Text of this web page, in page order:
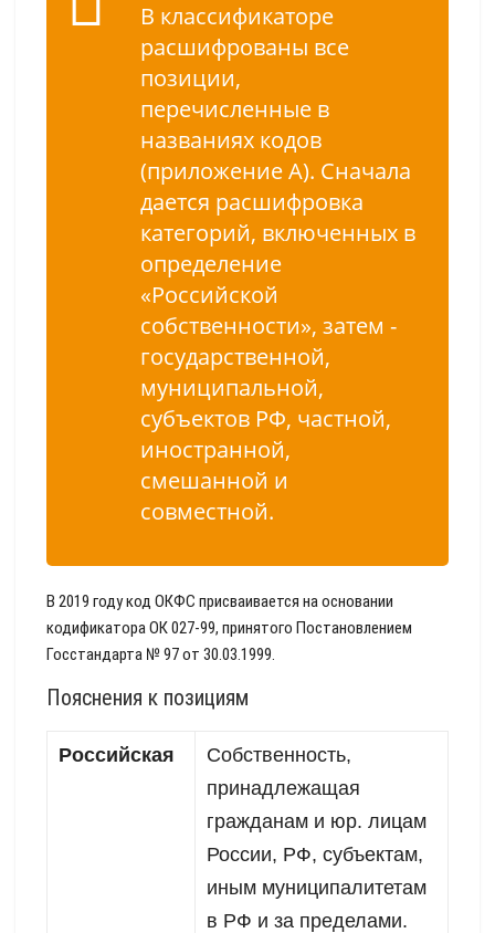
В классификаторе
расшифрованы все
позиции,
перечисленные в
названиях кодов
(приложение А). Сначала
дается расшифровка
категорий, включенных в
определение
«Российской
собственности», затем -
государственной,
муниципальной,
субъектов РФ, частной,
иностранной,
смешанной и
совместной.
В 2019 году код ОКФС присваивается на основании
кодификатора ОК 027-99, принятого Постановлением
Госстандарта № 97 от 30.03.1999.
Пояснения к позициям
Российская
Собственность,
принадлежащая
гражданам и юр. лицам
России, РФ, субъектам,
иным муниципалитетам
в РФ и за пределами.